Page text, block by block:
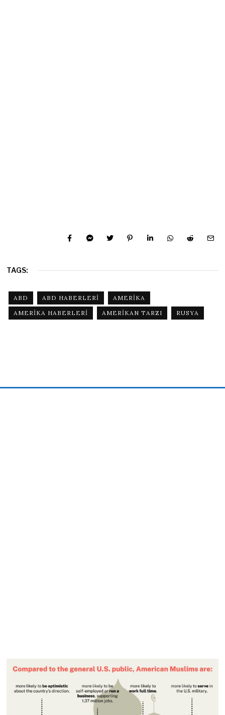
TAGS:
ABD ABD HABERLERI
AMERIKA
AMERIKA HABERLERI
AMERIKAN TARZI RUSYA